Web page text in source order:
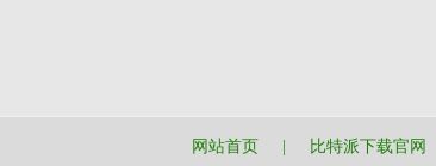
网站首页 比特派下载官网